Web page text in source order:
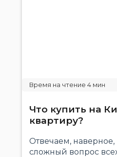
Что купить на
квартиру?
Отвечаем,
сложный вопрос